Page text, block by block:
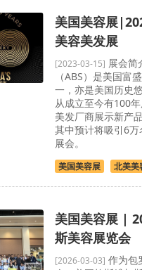
美国美容展
美容美发展
[2023-03-15] 展会简
（ABS）是美国富
一，亦是美国历史
从成立至今有100
美发厂商展示新产
其中预计将吸引6
展会。
美国美容展 北美美
美国美容展 |
斯美容展览会
[2026-03-03] 作为包